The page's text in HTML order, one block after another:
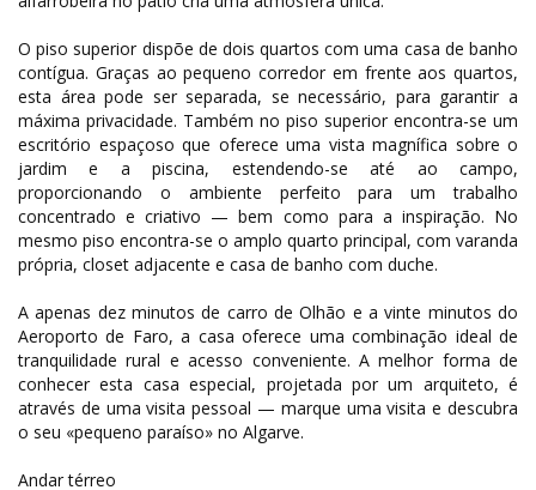
O piso superior dispõe de dois quartos com uma casa de banho
contígua. Graças ao pequeno corredor em frente aos quartos,
esta área pode ser separada, se necessário, para garantir a
máxima privacidade. Também no piso superior encontra-se um
escritório espaçoso que oferece uma vista magnífica sobre o
jardim e a piscina, estendendo-se até ao campo,
proporcionando o ambiente perfeito para um trabalho
concentrado e criativo — bem como para a inspiração. No
mesmo piso encontra-se o amplo quarto principal, com varanda
própria, closet adjacente e casa de banho com duche.
A apenas dez minutos de carro de Olhão e a vinte minutos do
Aeroporto de Faro, a casa oferece uma combinação ideal de
tranquilidade rural e acesso conveniente. A melhor forma de
conhecer esta casa especial, projetada por um arquiteto, é
através de uma visita pessoal — marque uma visita e descubra
o seu «pequeno paraíso» no Algarve.
Andar térreo